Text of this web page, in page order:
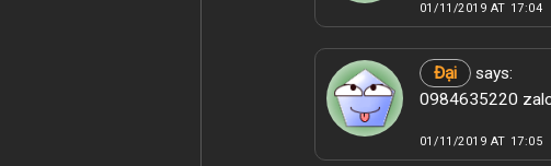
01/11/2019 AT 17:04
Đại
says:
0984635220
01/11/2019 AT 17:05